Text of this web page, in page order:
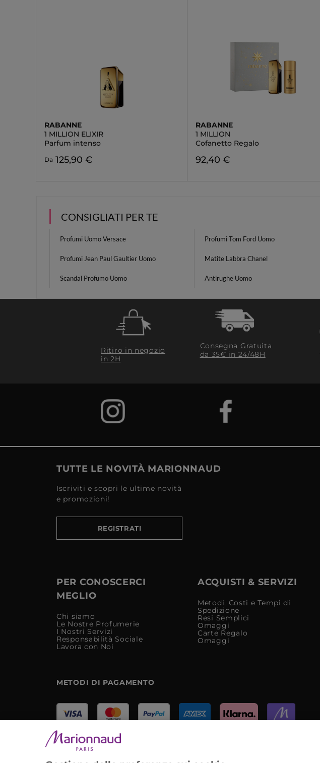
RABANNE
1 MILLION ELIXIR
Parfum intenso
Da 125,90 €
RABANNE
1 MILLION
Cofanetto Regalo
92,40 €
CONSIGLIATI PER TE
Profumi Uomo Versace Profumi Tom Ford Uomo
Profumi Jean Paul Gaultier Uomo Matite Labbra Chanel
Scandal Profumo Uomo Antirughe Uomo
Ritiro in negozio
in 2H
Consegna Gratuita
da 35€​ in 24/48H
TUTTE LE NOVITÀ MARIONNAUD
Iscriviti e scopri le ultime novità
e promozioni!
REGISTRATI
PER CONOSCERCI
MEGLIO
Chi siamo
Le Nostre Profumerie
I Nostri Servizi
Responsabilità Sociale
Lavora con Noi
ACQUISTI & SERVIZI
Metodi, Costi e Tempi di
Spedizione
Resi Semplici
Omaggi
Carte Regalo
Omaggi
METODI DI PAGAMENTO
Marionnaud Parfumeries Italia S.r.l.
Largo Fiera Milano 5, 20017 Rho (MI)